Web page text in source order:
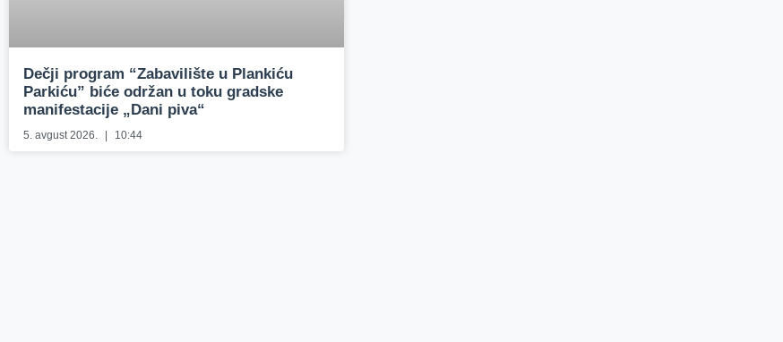
Dečji program “Zabavilište u Plankiću
Parkiću” biće održan u toku gradske
manifestacije „Dani piva“
5. avgust 2026. 10:44